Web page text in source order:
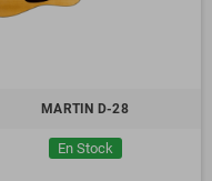
MARTIN D-28
En Stock